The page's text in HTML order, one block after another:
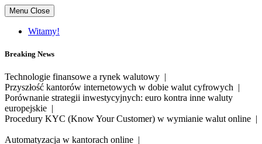
Skip
to
content
Menu Close
Witamy!
Breaking News
Technologie finansowe a rynek walutowy |
Przyszłość kantorów internetowych w dobie walut cyfrowych |
Porównanie strategii inwestycyjnych: euro kontra inne waluty
europejskie |
Procedury KYC (Know Your Customer) w wymianie walut online |
Automatyzacja w kantorach online |